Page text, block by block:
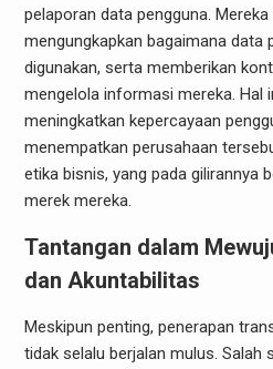
pelaporan data pengguna.
mengungkapkan bagaimana data
digunakan, serta memberikan
mengelola informasi mereka. Hal
meningkatkan kepercayaan
menempatkan perusahaan
etika bisnis, yang pada gilirannya
merek mereka.
Tantangan dalam
dan Akuntabilitas
Meskipun penting, penerapan
tidak selalu berjalan mulus. Salah